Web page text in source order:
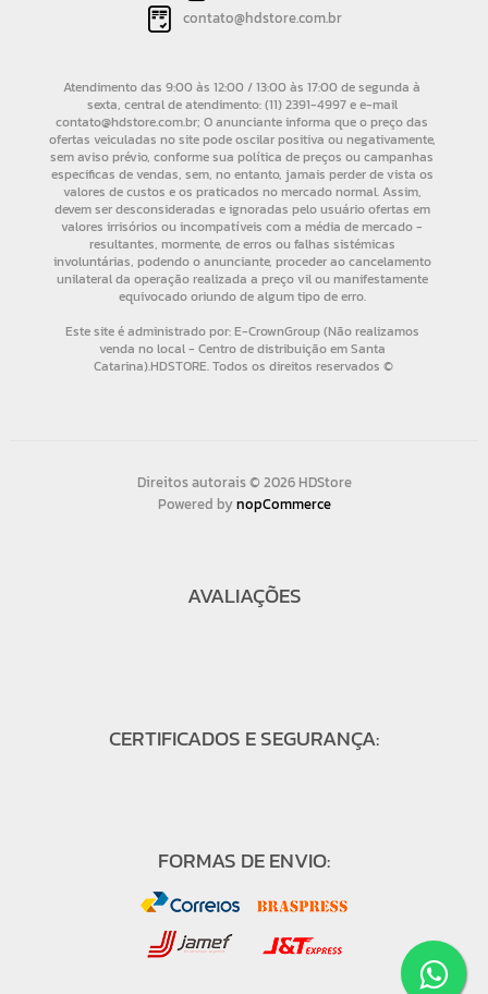
contato@hdstore.com.br
Direitos autorais © 2026 HDStore
Powered bynopCommerce
AVALIAÇÕES
CERTIFICADOS E SEGURANÇA:
FORMAS DE ENVIO: